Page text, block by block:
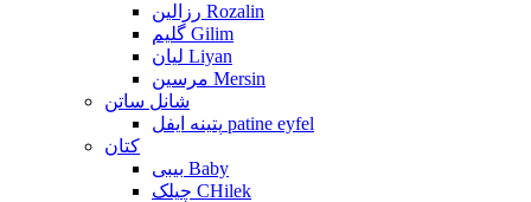
رزالین Rozalin
گلیم Gilim
لیان Liyan
مرسین Mersin
شانل ساتن
پتینه ایفل patine eyfel
کتان
بیبی Baby
چیلک CHilek